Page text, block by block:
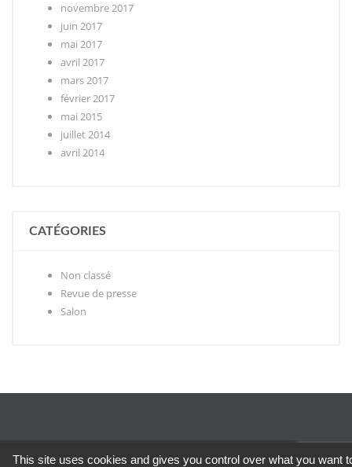
novembre 2017
juin 2017
mai 2017
avril 2017
mars 2017
février 2017
mai 2015
juillet 2014
avril 2014
CATÉGORIES
Non classé
Revue de presse
Salon
Copyright © 2026 Les opticiens du groupe JB Opticiens - Tous droits
This site uses cookies and gives you control over what you want